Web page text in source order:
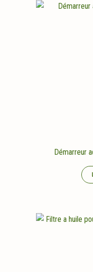
Démarreur